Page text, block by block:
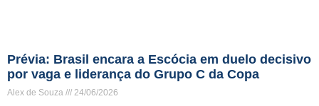
Prévia: Brasil encara a Escócia em duelo decisivo
por vaga e liderança do Grupo C da Copa
Alex de Souza
24/06/2026